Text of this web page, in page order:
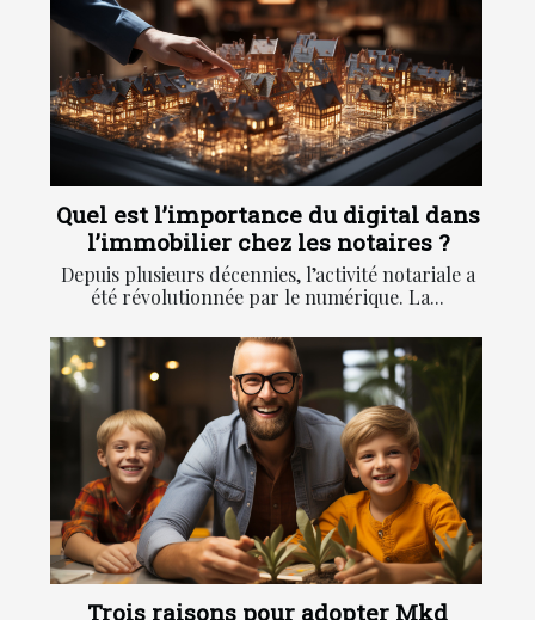
Quel est l’importance du digital dans
l’immobilier chez les notaires ?
Depuis plusieurs décennies, l’activité notariale a
été révolutionnée par le numérique. La...
Trois raisons pour adopter Mkd